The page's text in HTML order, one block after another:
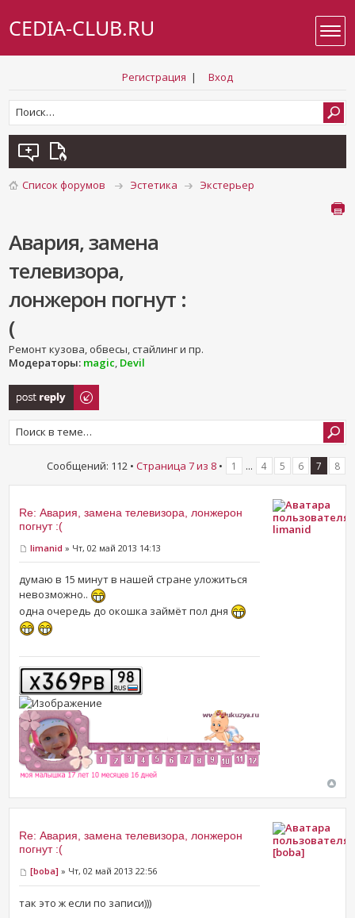
CEDIA-CLUB.RU
Регистрация | Вход
Список форумов Эстетика Экстерьер
Авария, замена
телевизора,
лонжерон погнут :
(
Ремонт кузова, обвесы, стайлинг и пр.
Модераторы: magic, Devil
Ответить
Сообщений: 112 • Страница 7из 8• 1 ... 4 5 6 7 8
Re: Авария, замена телевизора, лонжерон
погнут :(
limanid » Чт, 02 май 2013 14:13
думаю в 15 минут в нашей стране уложиться
невозможно..
одна очередь до окошка займёт пол дня
limanid
Re: Авария, замена телевизора, лонжерон
погнут :(
[boba] » Чт, 02 май 2013 22:56
так это ж если по записи)))
[boba]